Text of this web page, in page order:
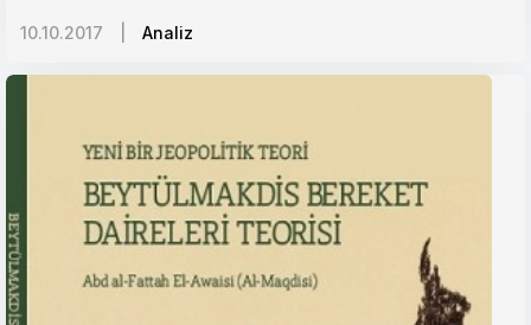
10.10.2017 Analiz